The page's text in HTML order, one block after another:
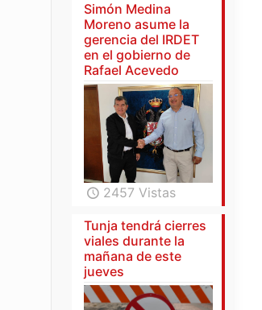
Simón Medina
Moreno asume la
gerencia del IRDET
en el gobierno de
Rafael Acevedo
2457 Vistas
Tunja tendrá cierres
viales durante la
mañana de este
jueves